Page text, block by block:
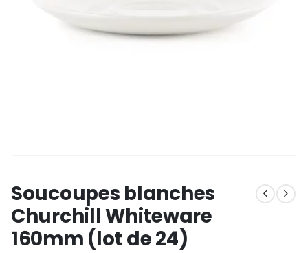
Soucoupes blanches
Churchill Whiteware
160mm (lot de 24)